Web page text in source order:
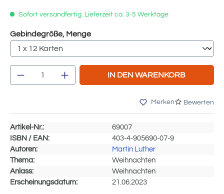
Sofort versandfertig. Lieferzeit ca. 3-5 Werktage
Gebindegröße, Mengeauswählen
Produkt Anzahl: Gib den gewünschten
IN DEN WARENKORB
Merken Bewerten
Artikel-Nr.:
69007
ISBN / EAN:
403-4-905690-07-9
Autoren:
Martin Luther
Thema:
Weihnachten
Anlass:
Weihnachten
Erscheinungsdatum:
21.06.2023